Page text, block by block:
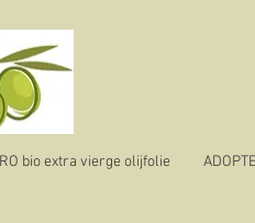
bio extra vierge olijfolie